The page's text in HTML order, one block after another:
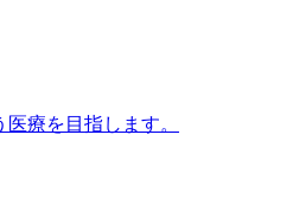
療を目指します。